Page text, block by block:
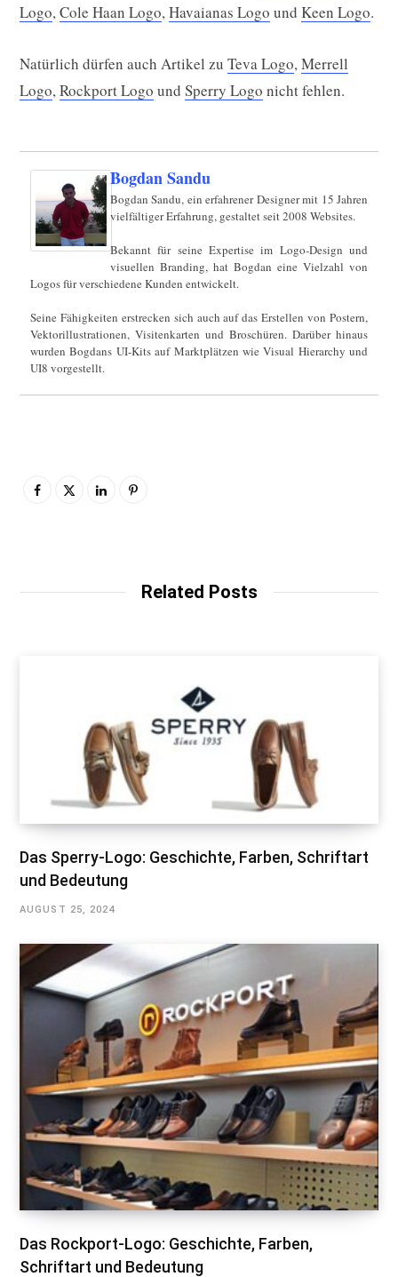
Logo,Cole Haan Logo,Havaianas Logo und Keen Logo.
Natürlich dürfen auch Artikel zu Teva Logo,Merrell
Logo,Rockport Logo und Sperry Logo nicht fehlen.
Bogdan Sandu
Bogdan Sandu, ein erfahrener Designer mit 15 Jahren
vielfältiger Erfahrung, gestaltet seit 2008 Websites.
Bekannt für seine Expertise im Logo-Design und
visuellen Branding, hat Bogdan eine Vielzahl von
Logos für verschiedene Kunden entwickelt.
Seine Fähigkeiten erstrecken sich auch auf das Erstellen von Postern,
Vektorillustrationen, Visitenkarten und Broschüren. Darüber hinaus
wurden Bogdans UI-Kits auf Marktplätzen wie Visual Hierarchy und
UI8 vorgestellt.
Related Posts
Das Sperry-Logo: Geschichte, Farben, Schriftart
und Bedeutung
AUGUST 25, 2024
Das Rockport-Logo: Geschichte, Farben,
Schriftart und Bedeutung